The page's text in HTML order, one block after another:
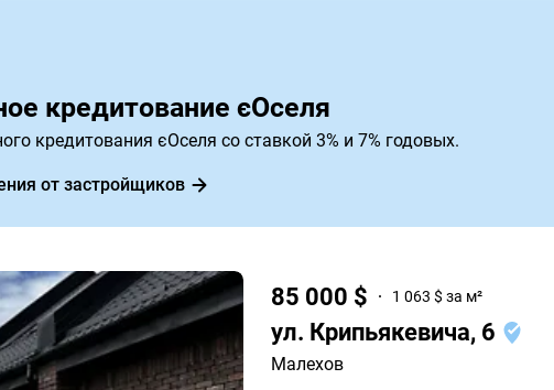
кредитование єОселя
кредитования єОселя со ставкой 3% и 7% годовых.
от застройщиков
85 000 $ 1 063 $ за м²
ул. Крипьякевича, 6
Малехов